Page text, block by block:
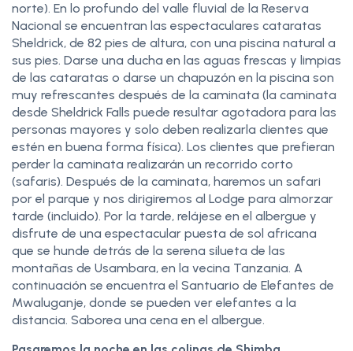
norte). En lo profundo del valle fluvial de la Reserva
Nacional se encuentran las espectaculares cataratas
Sheldrick, de 82 pies de altura, con una piscina natural a
sus pies. Darse una ducha en las aguas frescas y limpias
de las cataratas o darse un chapuzón en la piscina son
muy refrescantes después de la caminata (la caminata
desde Sheldrick Falls puede resultar agotadora para las
personas mayores y solo deben realizarla clientes que
estén en buena forma física). Los clientes que prefieran
perder la caminata realizarán un recorrido corto
(safaris). Después de la caminata, haremos un safari
por el parque y nos dirigiremos al Lodge para almorzar
tarde (incluido). Por la tarde, relájese en el albergue y
disfrute de una espectacular puesta de sol africana
que se hunde detrás de la serena silueta de las
montañas de Usambara, en la vecina Tanzania. A
continuación se encuentra el Santuario de Elefantes de
Mwaluganje, donde se pueden ver elefantes a la
distancia. Saborea una cena en el albergue.